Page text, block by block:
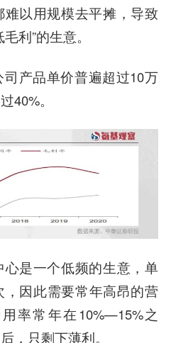
以用规模去平摊，导致
利”的生意。
产品单价普遍超过10万
40%。
是一个低频的生意，单
因此需要常年高昂的营
率常年在10%—15%之
，只剩下薄利。